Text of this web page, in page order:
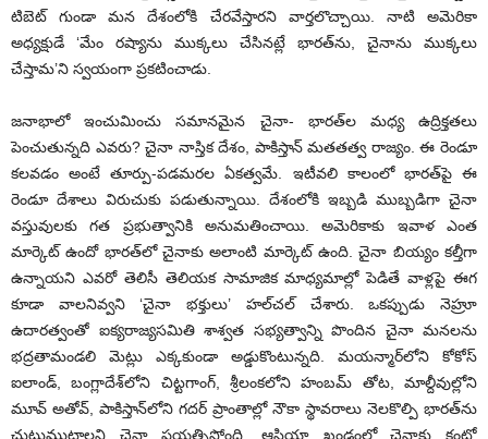
టిబెట్ గుండా మన దేశంలోకి చేరవేస్తారని వార్తలొచ్చాయి. నాటి అమెరికా
అధ్యక్షుడే ‘మేం రష్యాను ముక్కలు చేసినట్లే భారత్‌ను, చైనాను ముక్కలు
చేస్తామ’ని స్వయంగా ప్రకటించాడు.
జనాభాలో ఇంచుమించు సమానమైన చైనా- భారత్‌ల మధ్య ఉద్రిక్తతలు
పెంచుతున్నది ఎవరు? చైనా నాస్తిక దేశం, పాకిస్తాన్ మతతత్వ రాజ్యం. ఈ రెండూ
కలవడం అంటే తూర్పు-పడమరల ఏకత్వమే. ఇటీవలి కాలంలో భారత్‌పై ఈ
రెండూ దేశాలు విరుచుకు పడుతున్నాయి. దేశంలోకి ఇబ్బడి ముబ్బడిగా చైనా
వస్తువులకు గత ప్రభుత్వానికి అనుమతించాయి. అమెరికాకు ఇవాళ ఎంత
మార్కెట్ ఉందో భారత్‌లో చైనాకు అలాంటి మార్కెట్ ఉంది. చైనా బియ్యం కల్తీగా
ఉన్నాయని ఎవరో తెలిసీ తెలియక సామాజిక మాధ్యమాల్లో పెడితే వాళ్లపై ఈగ
కూడా వాలనివ్వని ‘చైనా భక్తులు’ హల్‌చల్ చేశారు. ఒకప్పుడు నెహ్రూ
ఉదారత్వంతో ఐక్యరాజ్యసమితి శాశ్వత సభ్యత్వాన్ని పొందిన చైనా మనలను
భద్రతామండలి మెట్లు ఎక్కకుండా అడ్డుకొంటున్నది. మయన్మార్‌లోని కోకోస్
ఐలాండ్, బంగ్లాదేశ్‌లోని చిట్టగాంగ్, శ్రీలంకలోని హంబమ్ తోట, మాల్దీవుల్లోని
మూవ్ అతోవ్, పాకిస్తాన్‌లోని గదర్ ప్రాంతాల్లో నౌకా స్థావరాలు నెలకొల్పి భారత్‌ను
చుట్టుముట్టాలని చైనా ప్రయత్నిస్తోంది. ఆసియా ఖండంలో చైనాకు కంట్లో